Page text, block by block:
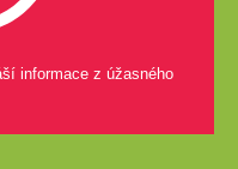
informace z úžasného